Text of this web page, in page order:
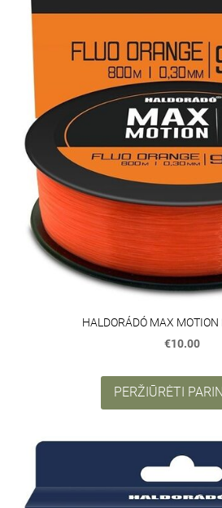
HALDORÁDÓ MAX
€10.00
PERŽIŪRĖTI